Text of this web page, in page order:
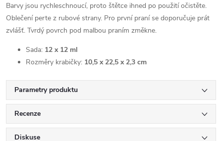
Barvy jsou rychleschnoucí, proto štětce ihned po použití očistěte.
Oblečení perte z rubové strany. Pro první praní se doporučuje prát
zvlášť. Tvrdý povrch pod malbou praním změkne.
Sada: 12 x 12 ml
Rozměry krabičky: 10,5 x 22,5 x 2,3 cm
Parametry produktu
Recenze
Diskuse